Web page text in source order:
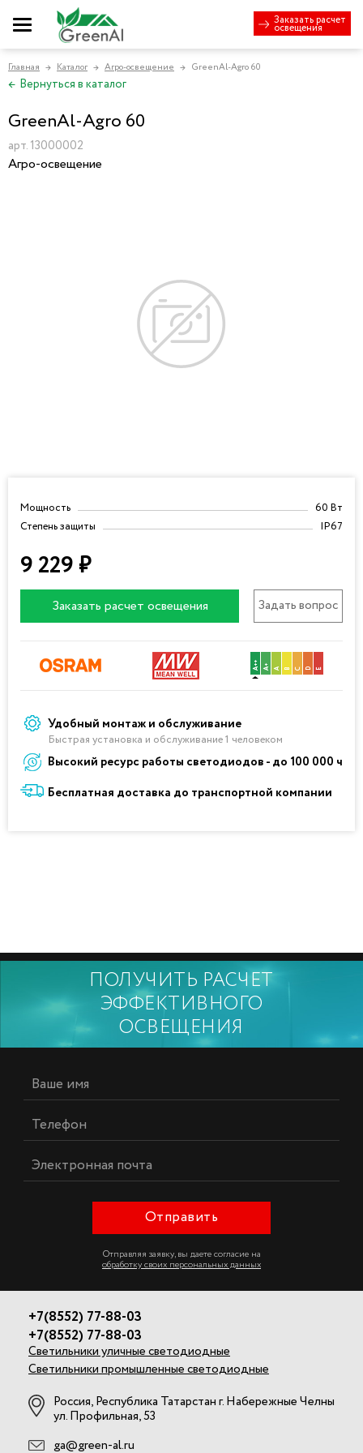
Заказать расчет
освещения
Главная → Каталог → Агро-освещение → GreenAl-Agro 60
← Вернуться в каталог
GreenAl-Agro 60
арт. 13000002
Агро-освещение
Мощность
60 Вт
Степень защиты
IP67
9 229 ₽
Заказать расчет освещения Задать вопрос
Удобный монтаж и обслуживание
Быстрая установка и обслуживание 1 человеком
Высокий ресурс работы светодиодов - до 100 000 ч
Бесплатная доставка до транспортной компании
ПОЛУЧИТЬ РАСЧЕТ
ЭФФЕКТИВНОГО
ОСВЕЩЕНИЯ
Отправить
Отправляя заявку, вы даете согласие на
обработку своих персональных данных
+7(8552) 77-88-03
+7(8552) 77-88-03
Светильники уличные светодиодные
Светильники промышленные светодиодные
Россия, Республика Татарстан г. Набережные Челны
ул. Профильная, 53
ga@green-al.ru